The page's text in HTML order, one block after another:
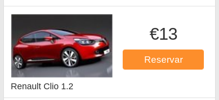
€13
Reservar
Renault Clio 1.2